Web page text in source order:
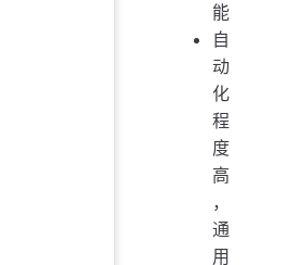
能
自
动
化
程
度
高
，
通
用